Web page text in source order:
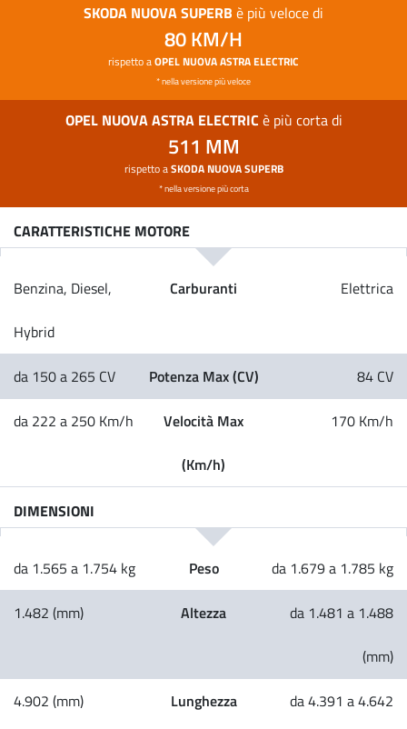
SKODA NUOVA SUPERB è più veloce di
80 KM/H
rispetto aOPEL NUOVA ASTRA ELECTRIC
* nella versione più veloce
OPEL NUOVA ASTRA ELECTRIC è più corta di
511 MM
rispetto aSKODA NUOVA SUPERB
* nella versione più corta
CARATTERISTICHE MOTORE
Benzina, Diesel,
Hybrid
Carburanti Elettrica
da 150 a 265 CV Potenza Max (CV) 84 CV
da 222 a 250 Km/h Velocità Max
(Km/h)
170 Km/h
DIMENSIONI
da 1.565 a 1.754 kg Peso da 1.679 a 1.785 kg
1.482 (mm) Altezza da 1.481 a 1.488
(mm)
4.902 (mm) Lunghezza da 4.391 a 4.642